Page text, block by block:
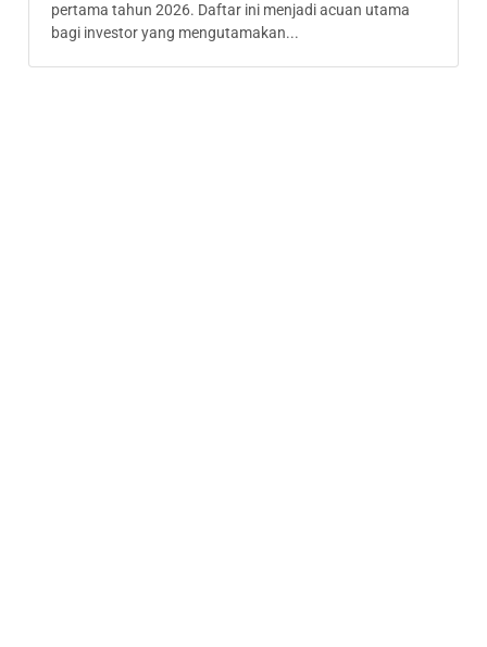
pertama tahun 2026. Daftar ini menjadi acuan utama
bagi investor yang mengutamakan...